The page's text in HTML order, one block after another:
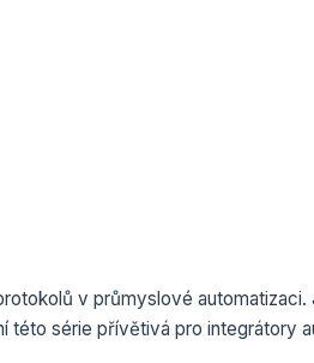
v průmyslové automatizaci.
této série přívětivá pro integrátory